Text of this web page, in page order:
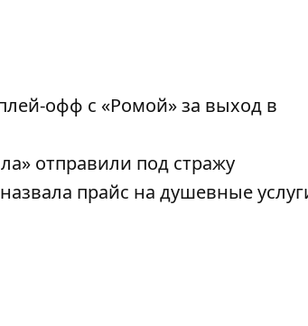
офф с «Ромой» за выход в
отправили под стражу
прайс на душевные